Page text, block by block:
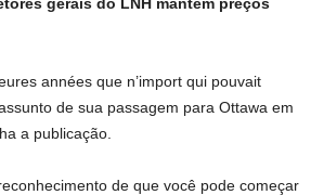
années que n’import qui pouvait
de sua passagem para Ottawa em
a publicação.
de que você pode começar